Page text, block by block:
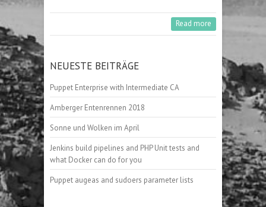
Read more
NEUESTE BEITRÄGE
Puppet Enterprise with Intermediate CA
Amberger Entenrennen 2018
Sonne und Wolken im April
Jenkins build pipelines and PHP Unit tests and
what Docker can do for you
Puppet augeas and sudoers parameter lists